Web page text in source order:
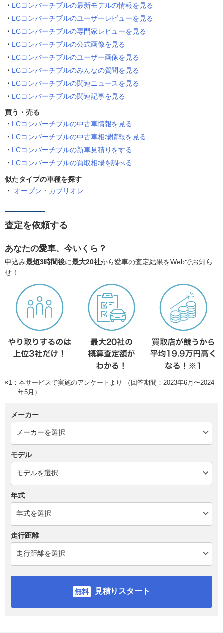
LCコンバーチブルの最新モデルの情報を見る
LCコンバーチブルのユーザーレビューを見る
LCコンバーチブルの専門家レビューを見る
LCコンバーチブルの公式画像を見る
LCコンバーチブルのユーザー画像を見る
LCコンバーチブルのみんなの質問を見る
LCコンバーチブルの関連ニュースを見る
LCコンバーチブルの関連記事を見る
買う・売る
LCコンバーチブルの中古車情報を見る
LCコンバーチブルの中古車相場情報を見る
LCコンバーチブルの新車見積りをする
LCコンバーチブルの買取相場を調べる
似たタイプの車種を探す
オープン・カブリオレ
査定を依頼する
あなたの愛車、今いくら？
申込み最短3時間後に最大20社から愛車の査定結果をWebでお知ら
せ！
※1：本サービスで実施のアンケートより （回答期間：2023年6月〜2024
年5月）
メーカー
モデル
年式
走行距離
見積りスタート